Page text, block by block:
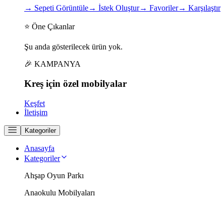
→ Sepeti Görüntüle→ İstek Oluştur→ Favoriler→ Karşılaştır
⭐ Öne Çıkanlar
Şu anda gösterilecek ürün yok.
🎉 KAMPANYA
Kreş için özel mobilyalar
Keşfet
İletişim
Kategoriler
Anasayfa
Kategoriler
Ahşap Oyun Parkı
Anaokulu Mobilyaları